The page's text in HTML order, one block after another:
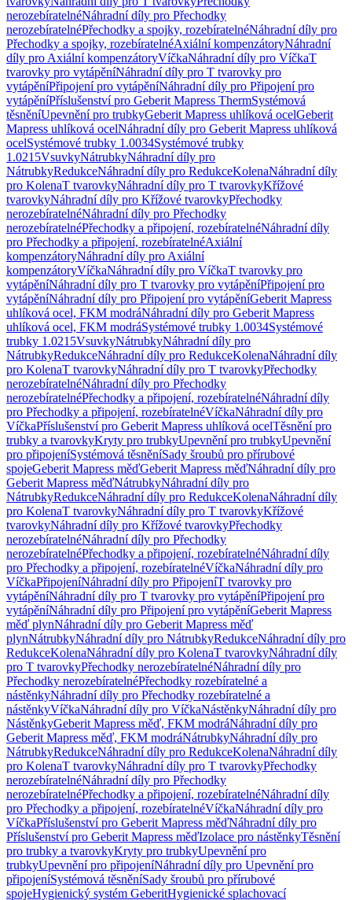
nerozebíratelnéNáhradní díly pro Přechodky
nerozebíratelnéPřechodky a spojky, rozebíratelnéNáhradní díly pro
Přechodky a spojky, rozebíratelnéAxiální kompenzátoryNáhradní
díly pro Axiální kompenzátoryVíčkaNáhradní díly pro VíčkaT
tvarovky pro vytápěníNáhradní díly pro T tvarovky pro
vytápěníPřipojení pro vytápěníNáhradní díly pro Připojení pro
vytápěníPříslušenství pro Geberit Mapress ThermSystémová
těsněníUpevnění pro trubkyGeberit Mapress uhlíková ocelGeberit
Mapress uhlíková ocelNáhradní díly pro Geberit Mapress uhlíková
ocelSystémové trubky 1.0034Systémové trubky
1.0215VsuvkyNátrubkyNáhradní díly pro
NátrubkyRedukceNáhradní díly pro RedukceKolenaNáhradní díly
pro KolenaT tvarovkyNáhradní díly pro T tvarovkyKřížové
tvarovkyNáhradní díly pro Křížové tvarovkyPřechodky
nerozebíratelnéNáhradní díly pro Přechodky
nerozebíratelnéPřechodky a připojení, rozebíratelnéNáhradní díly
pro Přechodky a připojení, rozebíratelnéAxiální
kompenzátoryNáhradní díly pro Axiální
kompenzátoryVíčkaNáhradní díly pro VíčkaT tvarovky pro
vytápěníNáhradní díly pro T tvarovky pro vytápěníPřipojení pro
vytápěníNáhradní díly pro Připojení pro vytápěníGeberit Mapress
uhlíková ocel, FKM modráNáhradní díly pro Geberit Mapress
uhlíková ocel, FKM modráSystémové trubky 1.0034Systémové
trubky 1.0215VsuvkyNátrubkyNáhradní díly pro
NátrubkyRedukceNáhradní díly pro RedukceKolenaNáhradní díly
pro KolenaT tvarovkyNáhradní díly pro T tvarovkyPřechodky
nerozebíratelnéNáhradní díly pro Přechodky
nerozebíratelnéPřechodky a připojení, rozebíratelnéNáhradní díly
pro Přechodky a připojení, rozebíratelnéVíčkaNáhradní díly pro
VíčkaPříslušenství pro Geberit Mapress uhlíková ocelTěsnění pro
trubky a tvarovkyKryty pro trubkyUpevnění pro trubkyUpevnění
pro připojeníSystémová těsněníSady šroubů pro přírubové
spojeGeberit Mapress měďGeberit Mapress měďNáhradní díly pro
Geberit Mapress měďNátrubkyNáhradní díly pro
NátrubkyRedukceNáhradní díly pro RedukceKolenaNáhradní díly
pro KolenaT tvarovkyNáhradní díly pro T tvarovkyKřížové
tvarovkyNáhradní díly pro Křížové tvarovkyPřechodky
nerozebíratelnéNáhradní díly pro Přechodky
nerozebíratelnéPřechodky a připojení, rozebíratelnéNáhradní díly
pro Přechodky a připojení, rozebíratelnéVíčkaNáhradní díly pro
VíčkaPřipojeníNáhradní díly pro PřipojeníT tvarovky pro
vytápěníNáhradní díly pro T tvarovky pro vytápěníPřipojení pro
vytápěníNáhradní díly pro Připojení pro vytápěníGeberit Mapress
měď plynNáhradní díly pro Geberit Mapress měď
plynNátrubkyNáhradní díly pro NátrubkyRedukceNáhradní díly pro
RedukceKolenaNáhradní díly pro KolenaT tvarovkyNáhradní díly
pro T tvarovkyPřechodky nerozebíratelnéNáhradní díly pro
Přechodky nerozebíratelnéPřechodky rozebíratelné a
nástěnkyNáhradní díly pro Přechodky rozebíratelné a
nástěnkyVíčkaNáhradní díly pro VíčkaNástěnkyNáhradní díly pro
NástěnkyGeberit Mapress měď, FKM modráNáhradní díly pro
Geberit Mapress měď, FKM modráNátrubkyNáhradní díly pro
NátrubkyRedukceNáhradní díly pro RedukceKolenaNáhradní díly
pro KolenaT tvarovkyNáhradní díly pro T tvarovkyPřechodky
nerozebíratelnéNáhradní díly pro Přechodky
nerozebíratelnéPřechodky a připojení, rozebíratelnéNáhradní díly
pro Přechodky a připojení, rozebíratelnéVíčkaNáhradní díly pro
VíčkaPříslušenství pro Geberit Mapress měďNáhradní díly pro
Příslušenství pro Geberit Mapress měďIzolace pro nástěnkyTěsnění
pro trubky a tvarovkyKryty pro trubkyUpevnění pro
trubkyUpevnění pro připojeníNáhradní díly pro Upevnění pro
připojeníSystémová těsněníSady šroubů pro přírubové
spojeHygienický systém GeberitHygienické splachovací